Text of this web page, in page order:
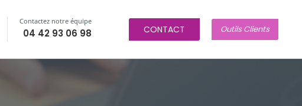
Contactez notre équipe
04 42 93 06 98 CONTACT Outils Clients